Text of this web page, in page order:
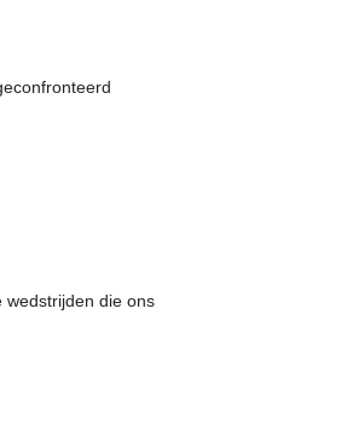
wedstrijden die ons